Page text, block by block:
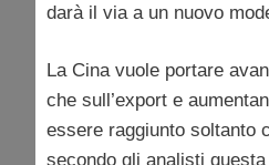
darà il via a un nuovo
La Cina vuole portare
che sull’export e
essere raggiunto soltanto
secondo gli analisti